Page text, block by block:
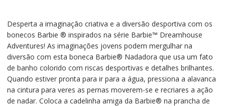
Desperta a imaginação criativa e a diversão desportiva com os
bonecos Barbie ® inspirados na série Barbie™ Dreamhouse
Adventures! As imaginações jovens podem mergulhar na
diversão com esta boneca Barbie® Nadadora que usa um fato
de banho colorido com riscas desportivas e detalhes brilhantes.
Quando estiver pronta para ir para a água, pressiona a alavanca
na cintura para veres as pernas moverem-se e recriares a ação
de nadar. Coloca a cadelinha amiga da Barbie® na prancha de